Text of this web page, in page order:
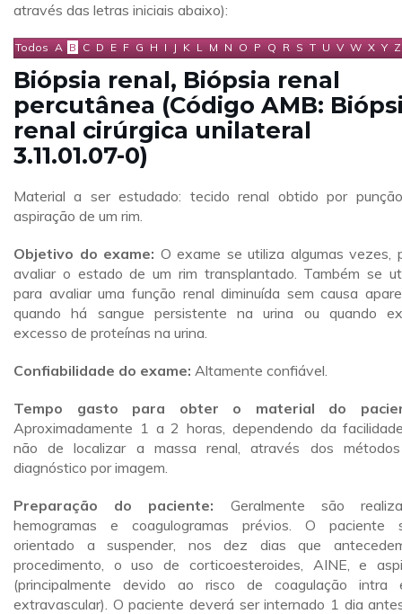
através das letras iniciais abaixo):
Todos A B C D E F G H I J K L M N O P Q R S T U V W X Y Z
Biópsia renal, Biópsia renal
percutânea (Código AMB:
renal cirúrgica unilateral
3.11.01.07-0)
Material a ser estudado: tecido renal obtido por
aspiração de um rim.
Objetivo do exame: O exame se utiliza algumas vezes,
avaliar o estado de um rim transplantado. Também se
para avaliar uma função renal diminuída sem causa
quando há sangue persistente na urina ou quando
excesso de proteínas na urina.
Confiabilidade do exame: Altamente confiável.
Tempo gasto para obter o material do
Aproximadamente 1 a 2 horas, dependendo da
não de localizar a massa renal, através dos
diagnóstico por imagem.
Preparação do paciente: Geralmente são
hemogramas e coagulogramas prévios. O paciente
orientado a suspender, nos dez dias que
procedimento, o uso de corticoesteroides, AINE, e
(principalmente devido ao risco de coagulação intra
extravascular). O paciente deverá ser internado 1 dia